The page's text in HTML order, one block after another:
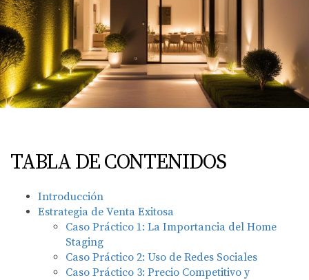
TABLA DE CONTENIDOS
Introducción
Estrategia de Venta Exitosa
Caso Práctico 1: La Importancia del Home
Staging
Caso Práctico 2: Uso de Redes Sociales
Caso Práctico 3: Precio Competitivo y